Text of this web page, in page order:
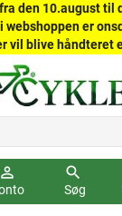
den 10.august til
er
vil blive håndteret
person_outline search
Søg